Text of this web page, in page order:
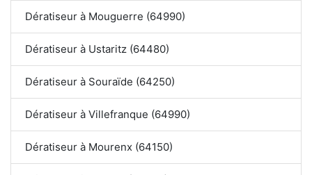
Dératiseur à Mouguerre (64990)
Dératiseur à Ustaritz (64480)
Dératiseur à Souraïde (64250)
Dératiseur à Villefranque (64990)
Dératiseur à Mourenx (64150)